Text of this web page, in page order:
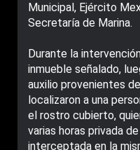
Municipal, Ejército
Secretaría de Marina.
Durante la
inmueble señalado,
auxilio provenientes
localizaron a una
el rostro cubierto,
varias horas privada
interceptada en la